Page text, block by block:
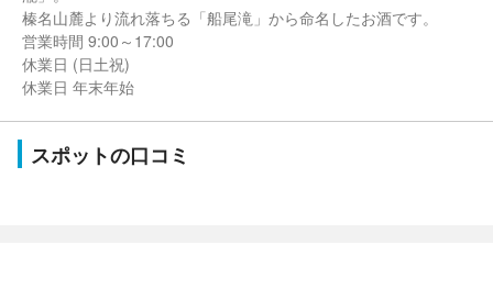
榛名山麓より流れ落ちる「船尾滝」から命名したお酒です。
営業時間 9:00～17:00
休業日 (日土祝)
休業日 年末年始
スポットの口コミ